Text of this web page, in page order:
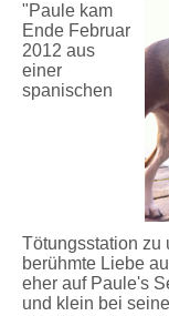
"Paule kam
Ende Februar
2012 aus
einer
spanischen
Tötungsstation zu
berühmte Liebe
eher auf Paule's
und klein bei